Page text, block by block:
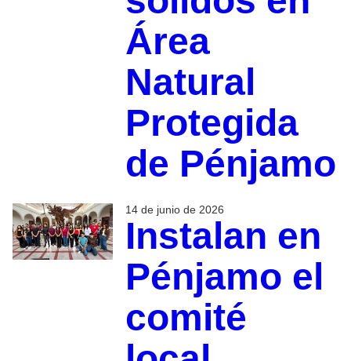
Área
Natural
Protegida
de Pénjamo
14 de junio de 2026
Instalan en
Pénjamo el
comité